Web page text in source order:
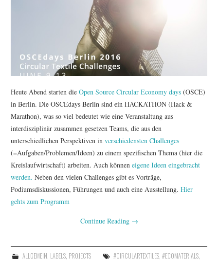
Heute Abend starten dieOpen Source Circular Economy days (OSCE)
in Berlin. Die OSCEdays Berlin sind ein HACKATHON (Hack &
Marathon), was so viel bedeutet wie eine Veranstaltung aus
interdisziplinär zusammen gesetzen Teams, die aus den
unterschiedlichen Perspektiven inverschiedensten Challenges
(=Aufgaben/Problemen/Ideen) zu einem spezifischen Thema (hier die
Kreislaufwirtschaft) arbeiten. Auch könneneigene Ideen eingebracht
werden. Neben den vielen Challenges gibt es Vorträge,
Podiumsdiskussionen, Führungen und auch eine Ausstellung.Hier
gehts zum Programm
Continue Reading →
ALLGEMEIN LABELS, PROJECTS #CIRCULARTEXTILES, #ECOMATERIALS,